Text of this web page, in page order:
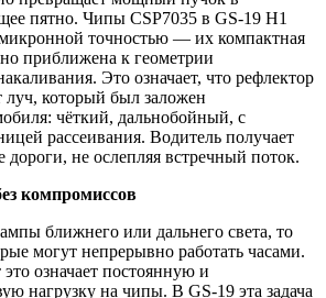
пятно. Чипы CSP7035 в GS-19 H1
точностью — их компактная
приближена к геометрии
Это означает, что рефлектор
луч, который был заложен
чёткий, дальнобойный, с
рассеивания. Водитель получает
дороги, не ослепляя встречный поток.
компромиссов
ближнего или дальнего света, то
могут непрерывно работать часами.
означает постоянную и
нагрузку на чипы. В GS-19 эта задача